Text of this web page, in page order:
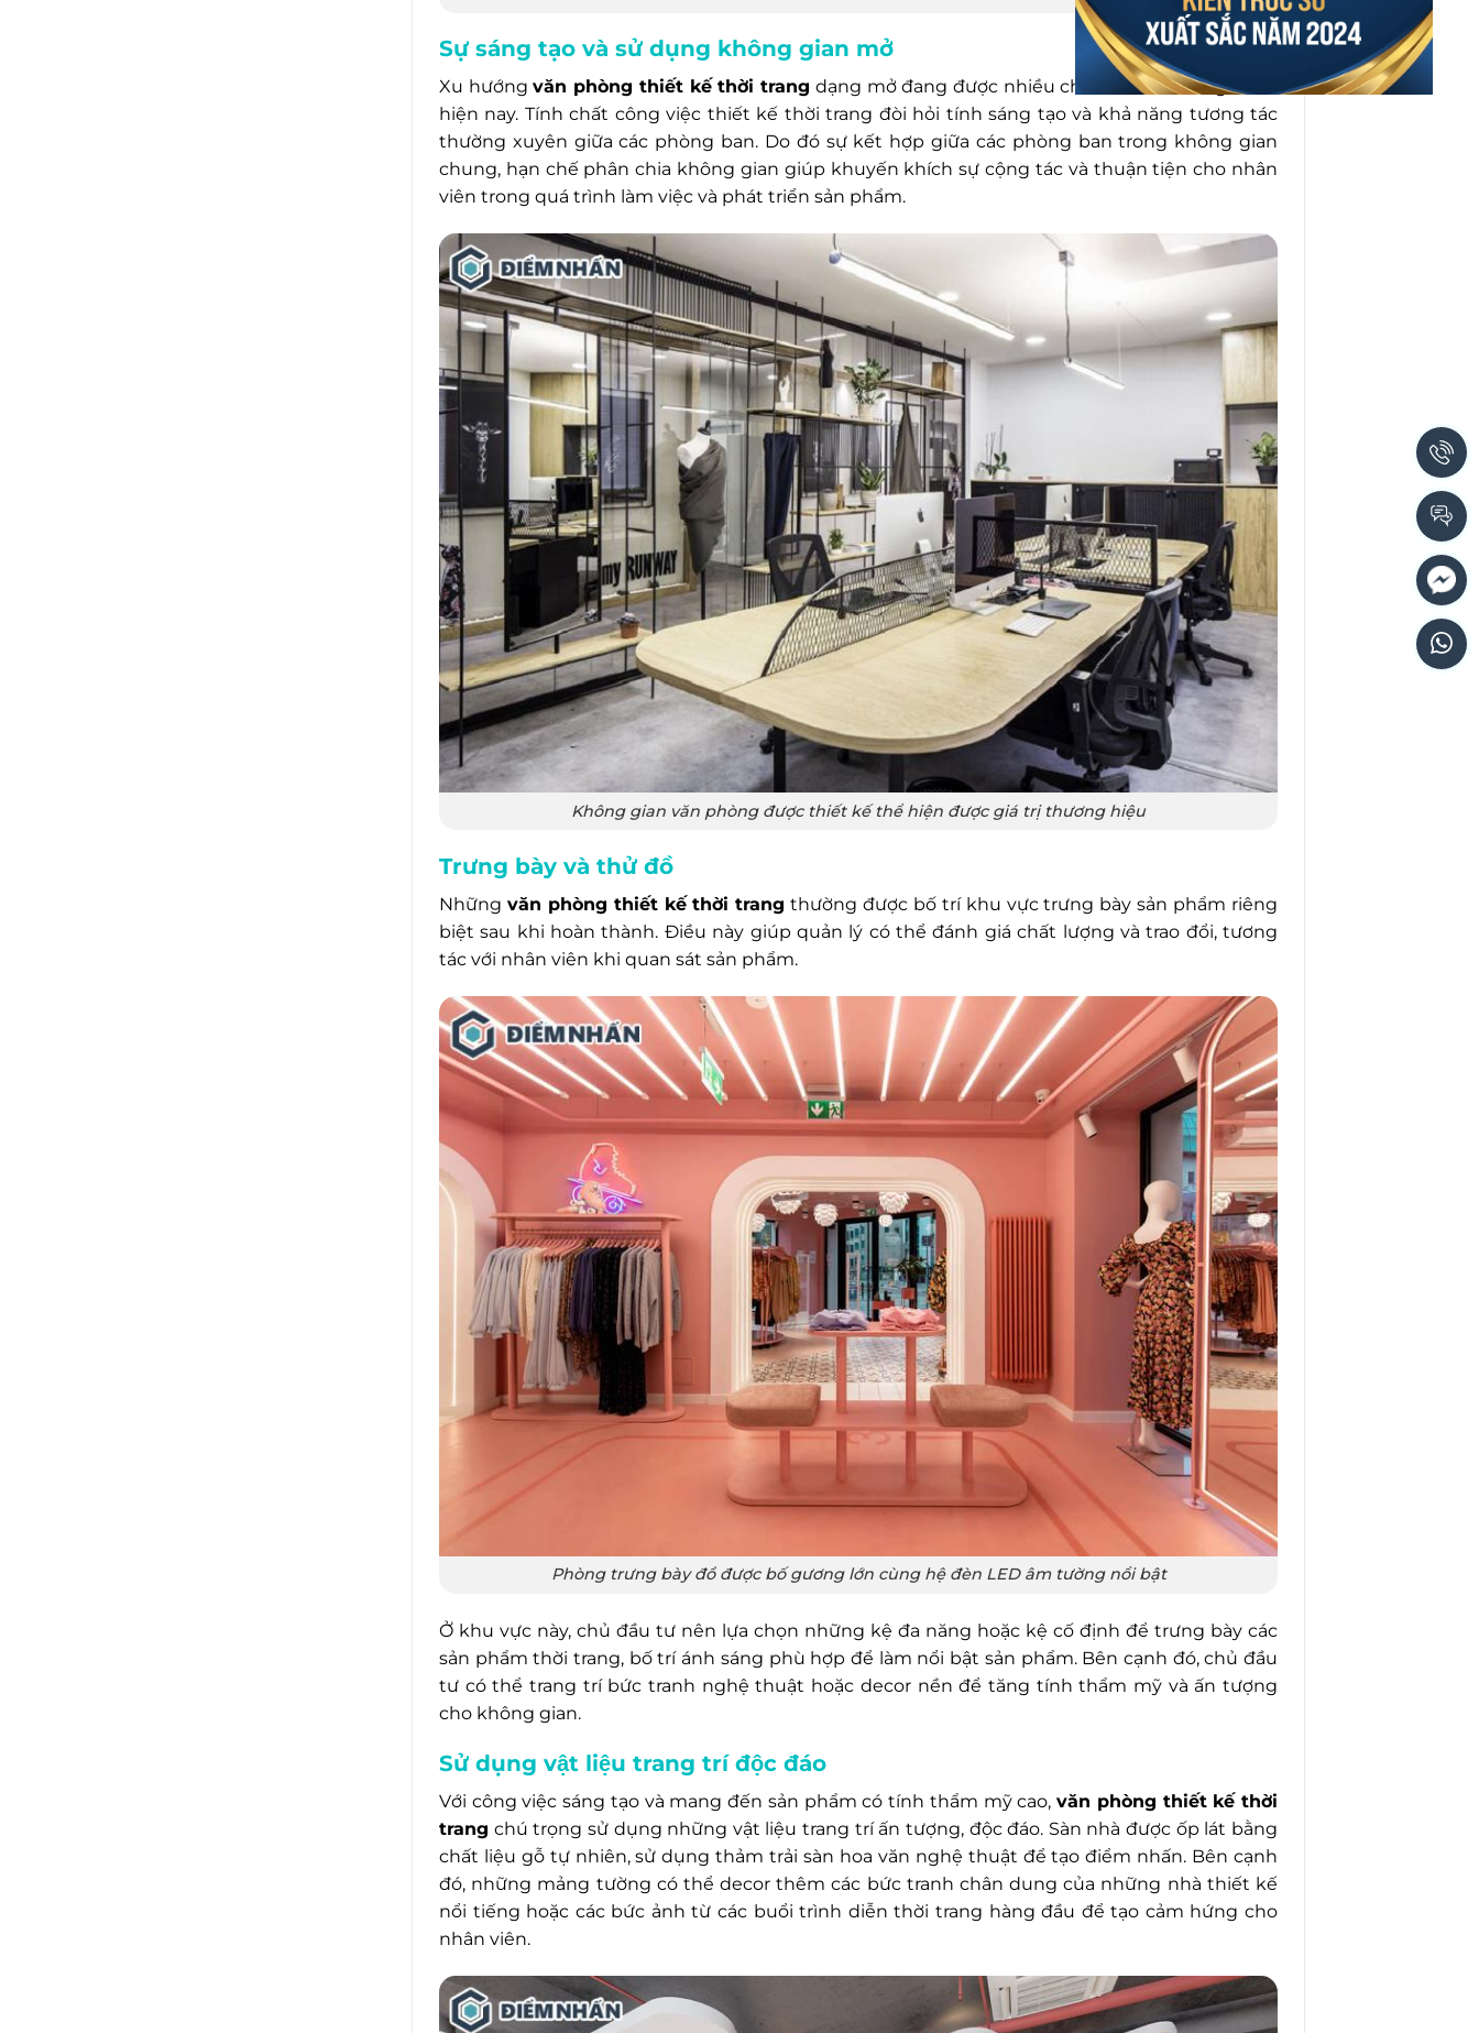
Sự sáng tạo và sử dụng không gian mở
Xu hướngvăn phòng thiết kế thời trang dạng mở đang được nhiều chủ đầu tư đánh giá cao
hiện nay. Tính chất công việc thiết kế thời trang đòi hỏi tính sáng tạo và khả năng tương tác
thường xuyên giữa các phòng ban. Do đó sự kết hợp giữa các phòng ban trong không gian
chung, hạn chế phân chia không gian giúp khuyến khích sự cộng tác và thuận tiện cho nhân
viên trong quá trình làm việc và phát triển sản phẩm.
Không gian văn phòng được thiết kế thể hiện được giá trị thương hiệu
Trưng bày và thử đồ
Những văn phòng thiết kế thời trang thường được bố trí khu vực trưng bày sản phẩm riêng
biệt sau khi hoàn thành. Điều này giúp quản lý có thể đánh giá chất lượng và trao đổi, tương
tác với nhân viên khi quan sát sản phẩm.
Phòng trưng bày đồ được bố gương lớn cùng hệ đèn LED âm tường nổi bật
Ở khu vực này, chủ đầu tư nên lựa chọn những kệ đa năng hoặc kệ cố định để trưng bày các
sản phẩm thời trang, bố trí ánh sáng phù hợp để làm nổi bật sản phẩm. Bên cạnh đó, chủ đầu
tư có thể trang trí bức tranh nghệ thuật hoặc decor nền để tăng tính thẩm mỹ và ấn tượng
cho không gian.
Sử dụng vật liệu trang trí độc đáo
Với công việc sáng tạo và mang đến sản phẩm có tính thẩm mỹ cao,văn phòng thiết kế thời
trang chú trọng sử dụng những vật liệu trang trí ấn tượng, độc đáo. Sàn nhà được ốp lát bằng
chất liệu gỗ tự nhiên, sử dụng thảm trải sàn hoa văn nghệ thuật để tạo điểm nhấn. Bên cạnh
đó, những mảng tường có thể decor thêm các bức tranh chân dung của những nhà thiết kế
nổi tiếng hoặc các bức ảnh từ các buổi trình diễn thời trang hàng đầu để tạo cảm hứng cho
nhân viên.